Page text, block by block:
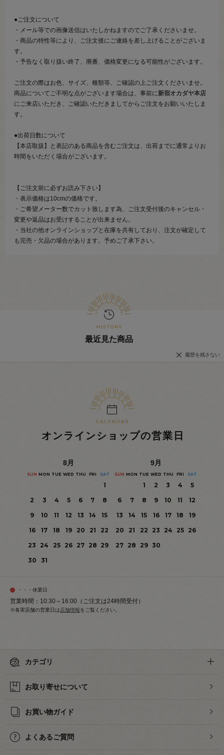
●ご注文について
・メール等での画像送信はいたしかねますのでご了承くださいませ。
・商品の特性等により、ご注文後にご連絡を差し上げることがございま
す。
・予告なく取り扱い終了、廃番、価格変更になる可能性がございます。
ご注文の際はお色、サイズ、種類等、ご確認の上ご注文くださいませ。
商品についてご不明な点がございます場合は、事前に新宿オカダヤ本店
にご来店いただき、ご確認いただきましてからご注文をお願いいたしま
す。
●出荷日数について
【本店取扱】と表記のある商品を含むご注文は、出荷までに通常よりお
時間をいただく場合がございます。
【ご注文前に必ずお読み下さい】
・表示価格は10cmの価格です。
・ご希望メーター数でカット致します為、ご注文受付後のキャンセル・
変更や返品はお受けすることが出来ません。
・当社の他オンラインショップと在庫を共有しており、注文が確定して
も完売・欠品の場合があります。予めご了承下さい。
最近見た商品
履歴を残さない
オンラインショップの営業日
8月
SUN MON TUE WED THU FRI SAT
1
2
3 4 5 6 7
8
9
10 11 12 13 14
15
16
17 18 19 20 21
22
23
24 25 26 27 28 29
30
31
9月
SUN MON TUE WED THU FRI SAT
1 2 3 4
5
6
7 8 9 10 11
12
13
14 15 16 17 18
19
20
21 22 23 24 25
26
27 28 29 30
・・・休業日
営業時間：10:30～16:00（ご注文は24時間受付）
※各実店舗の営業日は 店舗情報をご覧ください。
カテゴリ
お取り寄せについて
お買い物ガイド
よくあるご質問